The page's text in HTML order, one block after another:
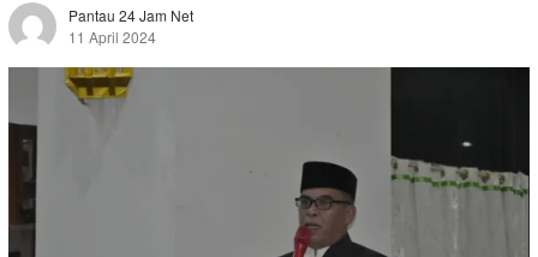
Pantau 24 Jam Net
11 April 2024